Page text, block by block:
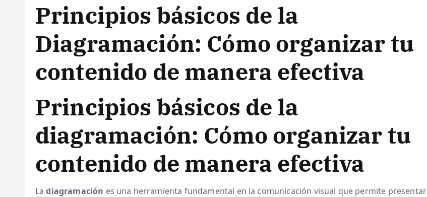
Principios básicos de la
Diagramación: Cómo organizar tu
contenido de manera efectiva
Principios básicos de la
diagramación: Cómo organizar tu
contenido de manera efectiva
Ladiagramación es una herramienta fundamental en la comunicación visual que permite presentar